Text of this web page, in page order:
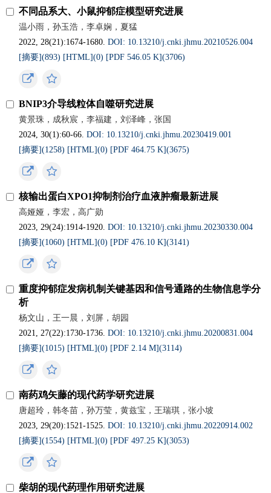
不同品系大、小鼠抑郁症模型研究进展
温小雨，孙玉浩，李卓娴，夏猛
2022, 28(21):1674-1680.DOI: 10.13210/j.cnki.jhmu.20210526.004
[摘要](893) [HTML](0) [PDF 546.05 K](3706)
BNIP3介导线粒体自噬研究进展
黄景珠，成秋宸，李福建，刘泽峰，张国
2024, 30(1):60-66.DOI: 10.13210/j.cnki.jhmu.20230419.001
[摘要](1258) [HTML](0) [PDF 464.75 K](3675)
核输出蛋白XPO1抑制剂治疗血液肿瘤最新进展
高娅娅，李宏，高广勋
2023, 29(24):1914-1920.DOI: 10.13210/j.cnki.jhmu.20230330.004
[摘要](1060) [HTML](0) [PDF 476.10 K](3141)
重度抑郁症发病机制关键基因和信号通路的生物信息学分
析
杨文山，王一晨，刘屏，胡园
2021, 27(22):1730-1736.DOI: 10.13210/j.cnki.jhmu.20200831.004
[摘要](1015) [HTML](0) [PDF 2.14 M](3114)
南药鸡矢藤的现代药学研究进展
唐超玲，韩冬苗，孙万莹，黄兹宝，王瑞琪，张小坡
2023, 29(20):1521-1525.DOI: 10.13210/j.cnki.jhmu.20220914.002
[摘要](1554) [HTML](0) [PDF 497.25 K](3053)
柴胡的现代药理作用研究进展